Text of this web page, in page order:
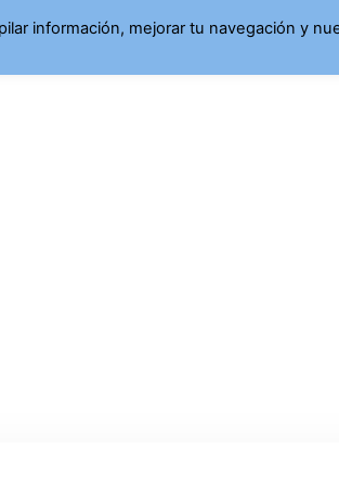
información, mejorar tu navegación y